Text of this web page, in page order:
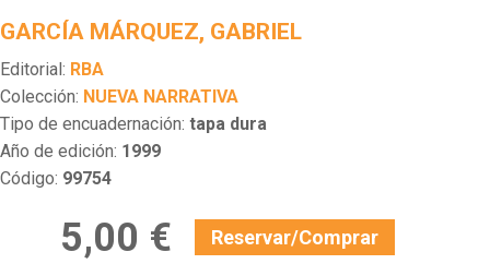
GARCÍA MÁRQUEZ, GABRIEL
Editorial: RBA
Colección: NUEVA NARRATIVA
Tipo de encuadernación: tapa dura
Año de edición: 1999
Código: 99754
5,00 € Reservar/Comprar